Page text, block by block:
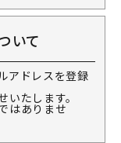
いて
アドレスを登録
たします。
はありませ